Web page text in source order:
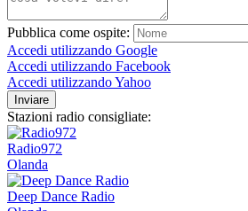
Pubblica come ospite:
Accedi utilizzando Google
Accedi utilizzando Facebook
Accedi utilizzando Yahoo
Inviare
Stazioni radio consigliate:
Radio972
Olanda
Deep Dance Radio